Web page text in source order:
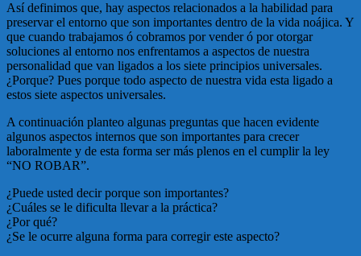
Así definimos que, hay aspectos relacionados a la habilidad para
preservar el entorno que son importantes dentro de la vida noájica. Y
que cuando trabajamos ó cobramos por vender ó por otorgar
soluciones al entorno nos enfrentamos a aspectos de nuestra
personalidad que van ligados a los siete principios universales.
¿Porque? Pues porque todo aspecto de nuestra vida esta ligado a
estos siete aspectos universales.
A continuación planteo algunas preguntas que hacen evidente
algunos aspectos internos que son importantes para crecer
laboralmente y de esta forma ser más plenos en el cumplir la ley
“NO ROBAR”.
¿Puede usted decir porque son importantes?
¿Cuáles se le dificulta llevar a la práctica?
¿Por qué?
¿Se le ocurre alguna forma para corregir este aspecto?